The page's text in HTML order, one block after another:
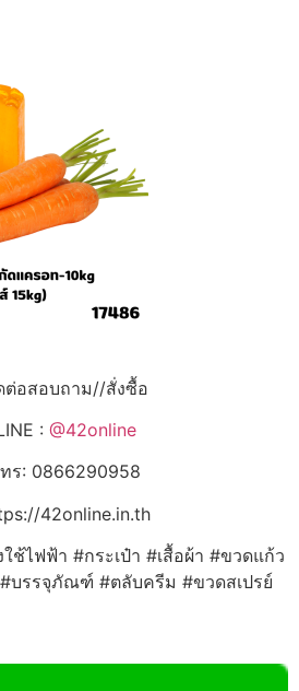
ต่อสอบถาม//สั่งซื้อ
: @42online
ร: 0866290958
42online.in.th
ช้ไฟฟ้า #กระเป๋า #เสื้อผ้า #ขวดแก้ว
บรรจุภัณฑ์ #ตลับครีม #ขวดสเปรย์